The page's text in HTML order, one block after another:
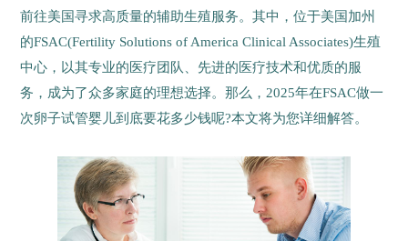
前往美国寻求高质量的辅助生殖服务。其中，位于美国加州
的FSAC(Fertility Solutions of America Clinical Associates)生殖
中心，以其专业的医疗团队、先进的医疗技术和优质的服
务，成为了众多家庭的理想选择。那么，2025年在FSAC做一
次卵子试管婴儿到底要花多少钱呢?本文将为您详细解答。